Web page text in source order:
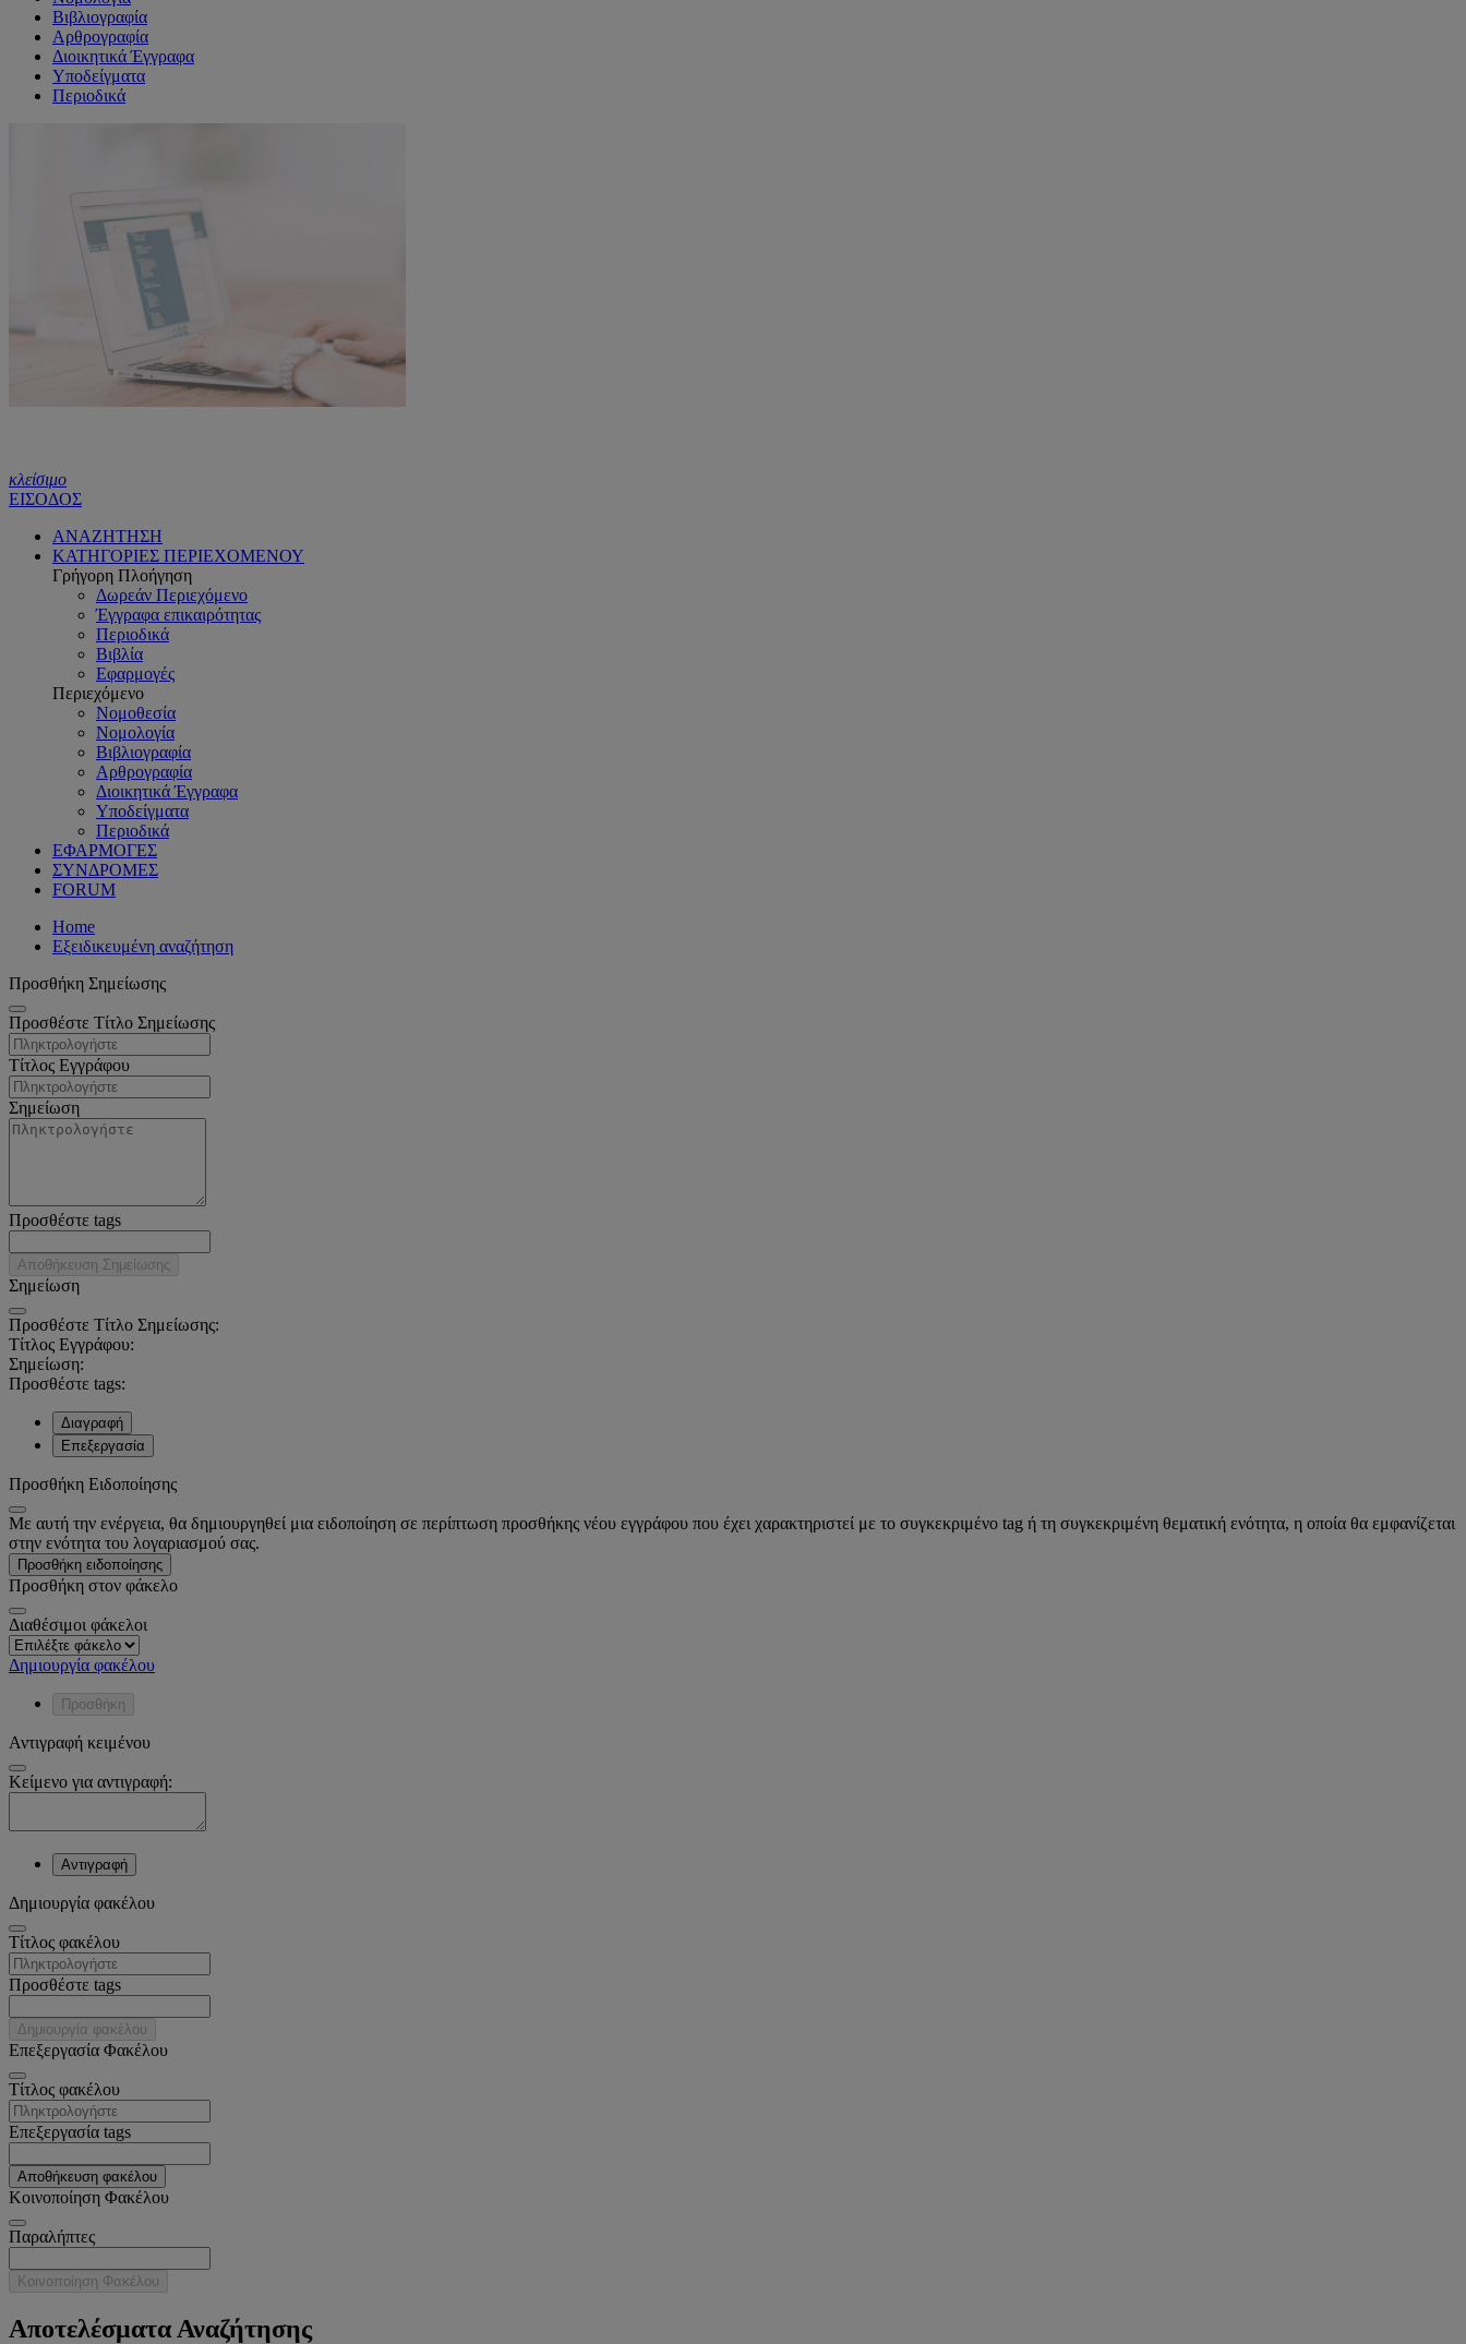
Βιβλιογραφία
Αρθρογραφία
Διοικητικά Έγγραφα
Υποδείγματα
Περιοδικά
κλείσιμο
ΕΙΣΟΔΟΣ
ΑΝΑΖΗΤΗΣΗ
ΚΑΤΗΓΟΡΙΕΣ ΠΕΡΙΕΧΟΜΕΝΟΥ
Γρήγορη Πλοήγηση
Δωρεάν Περιεχόμενο
Έγγραφα επικαιρότητας
Περιοδικά
Βιβλία
Εφαρμογές
Περιεχόμενο
Νομοθεσία
Νομολογία
Βιβλιογραφία
Αρθρογραφία
Διοικητικά Έγγραφα
Υποδείγματα
Περιοδικά
ΕΦΑΡΜΟΓΕΣ
ΣΥΝΔΡΟΜΕΣ
FORUM
Home
Εξειδικευμένη αναζήτηση
Προσθήκη Σημείωσης
Προσθέστε Τίτλο Σημείωσης
Τίτλος Εγγράφου
Σημείωση
Προσθέστε tags
Αποθήκευση Σημείωσης
Σημείωση
Προσθέστε Τίτλο Σημείωσης:
Τίτλος Εγγράφου:
Σημείωση:
Προσθέστε tags:
Διαγραφή
Επεξεργασία
Προσθήκη Ειδοποίησης
Με αυτή την ενέργεια, θα δημιουργηθεί μια ειδοποίηση σε περίπτωση προσθήκης νέου εγγράφου που έχει χαρακτηριστεί με το συγκεκριμένο tag ή τη συγκεκριμένη θεματική ενότητα, η οποία θα εμφανίζεται
στην ενότητα του λογαριασμού σας.
Προσθήκη ειδοποίησης
Προσθήκη στον φάκελο
Διαθέσιμοι φάκελοι
Δημιουργία φακέλου
Προσθήκη
Αντιγραφή κειμένου
Κείμενο για αντιγραφή:
Αντιγραφή
Δημιουργία φακέλου
Tίτλος φακέλου
Προσθέστε tags
Δημιουργία φακέλου
Επεξεργασία Φακέλου
Tίτλος φακέλου
Επεξεργασία tags
Αποθήκευση φακέλου
Κοινοποίηση Φακέλου
Παραλήπτες
Κοινοποίηση Φακέλου
Αποτελέσματα Αναζήτησης